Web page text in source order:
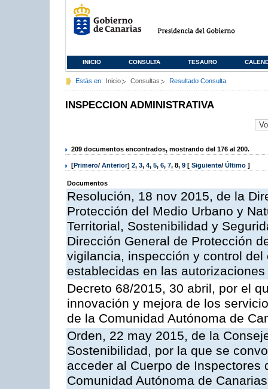
INICIO CONSULTA TESAURO
Estás en: Inicio Consultas Resultado Consulta
INSPECCION ADMINISTRATIVA
209 documentos encontrados, mostrando del 176 al 200.
[Primero/ Anterior] 2, 3, 4, 5, 6, 7, 8, 9 [ Siguiente/ Último ]
Documentos
Resolución, 18 nov 2015, de la
Protección del Medio Urbano y
Territorial, Sostenibilidad y
Dirección General de Protección
vigilancia, inspección y control
establecidas en las
Decreto 68/2015, 30 abril, por el
innovación y mejora de los
de la Comunidad Autónoma de
Orden, 22 may 2015, de la
Sostenibilidad, por la que se
acceder al Cuerpo de
Comunidad Autónoma de Canarias